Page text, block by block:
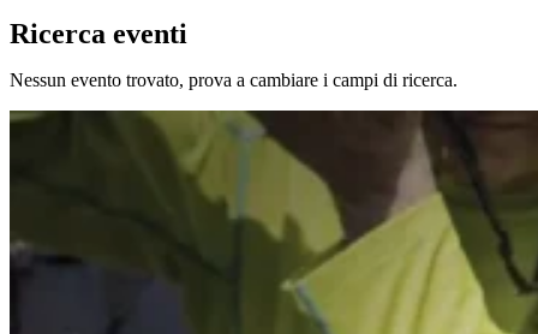
Ricerca eventi
Nessun evento trovato, prova a cambiare i campi di ricerca.